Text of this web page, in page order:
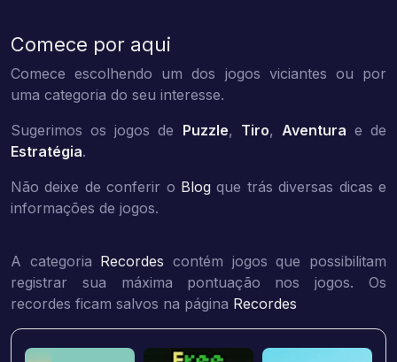
Comece por aqui
Comece escolhendo um dos jogos viciantes ou por
uma categoria do seu interesse.
Sugerimos os jogos de Puzzle, Tiro, Aventura e de
Estratégia.
Não deixe de conferir o Blog que trás diversas dicas e
informações de jogos.
A categoria Recordes contém jogos que possibilitam
registrar sua máxima pontuação nos jogos. Os
recordes ficam salvos na página Recordes